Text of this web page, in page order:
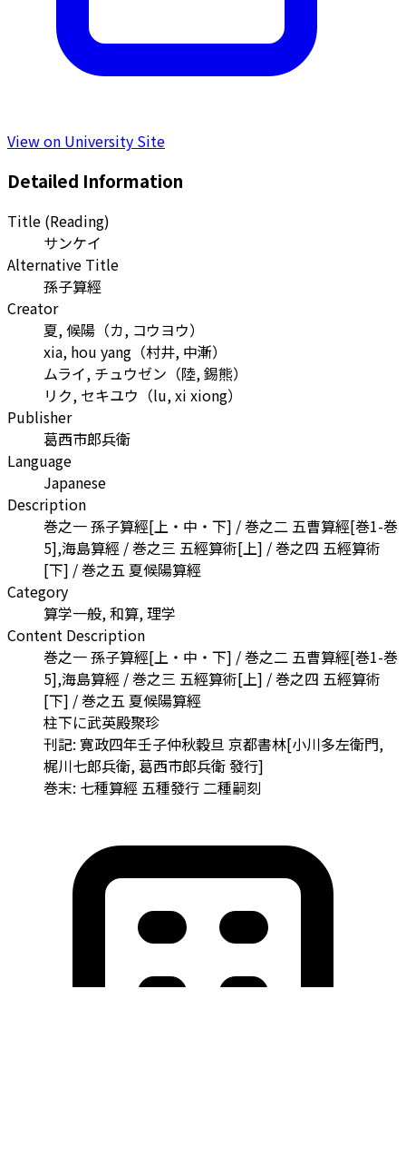
View on University Site
Detailed Information
Title (Reading)
サンケイ
Alternative Title
孫子算經
Creator
夏, 候陽 （カ, コウヨウ）
xia, hou yang （村井, 中漸）
ムライ, チュウゼン （陸, 錫熊）
リク, セキユウ （lu, xi xiong）
Publisher
葛西市郎兵衛
Language
Japanese
Description
巻之一 孫子算經[上・中・下] / 巻之二 五曹算經[巻1-巻
5],海島算經 / 巻之三 五經算術[上] / 巻之四 五經算術
[下] / 巻之五 夏候陽算經
Category
算学一般, 和算, 理学
Content Description
巻之一 孫子算經[上・中・下] / 巻之二 五曹算經[巻1-巻
5],海島算經 / 巻之三 五經算術[上] / 巻之四 五經算術
[下] / 巻之五 夏候陽算經
柱下に武英殿聚珍
刊記: 寛政四年壬子仲秋穀旦 京都書林[小川多左衛門,
梶川七郎兵衛, 葛西市郎兵衛 發行]
巻末: 七種算經 五種發行 二種嗣刻